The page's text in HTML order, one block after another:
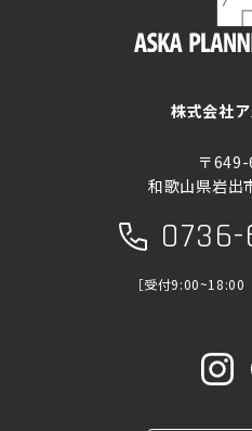
株式会社
〒
和歌山県岩出
［受付9:00~18:00